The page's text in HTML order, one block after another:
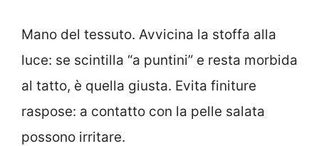
Mano del tessuto. Avvicina la stoffa alla
luce: se scintilla “a puntini” e resta morbida
al tatto, è quella giusta. Evita finiture
raspose: a contatto con la pelle salata
possono irritare.